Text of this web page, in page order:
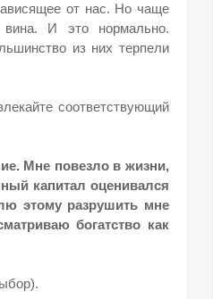
от нас. Но чаще
И это нормально.
из них терпели
соответствующий
Мне повезло в жизни,
капитал оценивался
этому разрушить мне
богатство как